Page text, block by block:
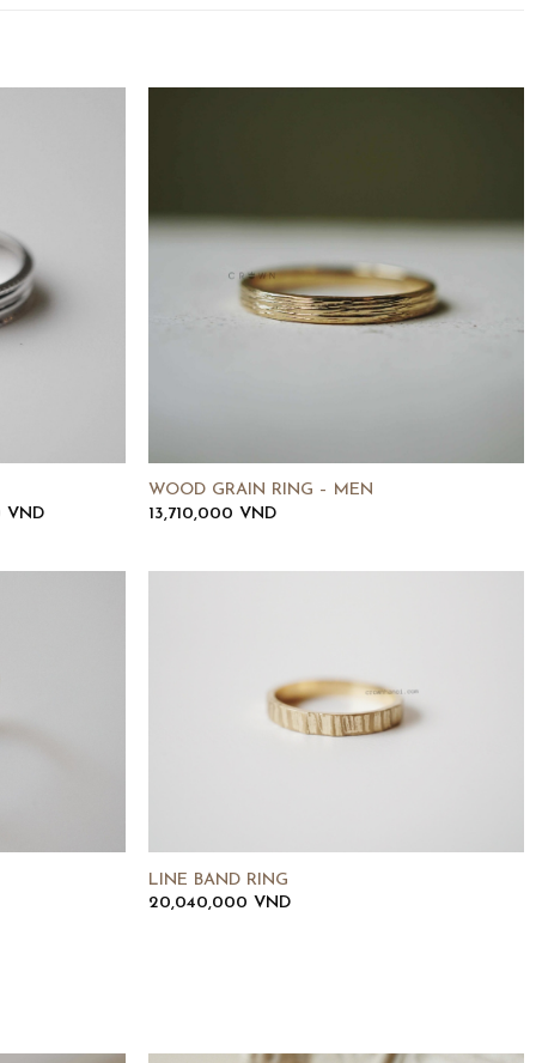
VNDKhoảng
WOOD GRAIN RING – MEN
13,710,000VND
LINE BAND RING
20,040,000 VND